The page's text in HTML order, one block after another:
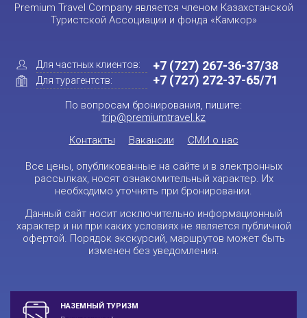
Premium Travel Company является членом Казахстанской
Туристской Ассоциации и фонда «Камкор»
Для частных клиентов:
Для турагентств:
+7 (727) 267-36-37/38
+7 (727) 272-37-65/71
По вопросам бронирования, пишите:
trip@premiumtravel.kz
Контакты
Вакансии СМИ о нас
Все цены, опубликованные на сайте и в электронных
рассылках, носят ознакомительный характер. Их
необходимо уточнять при бронировании.
Данный сайт носит исключительно информационный
характер и ни при каких условиях не является публичной
офертой. Порядок экскурсий, маршрутов может быть
изменен без уведомления.
НАЗЕМНЫЙ ТУРИЗМ